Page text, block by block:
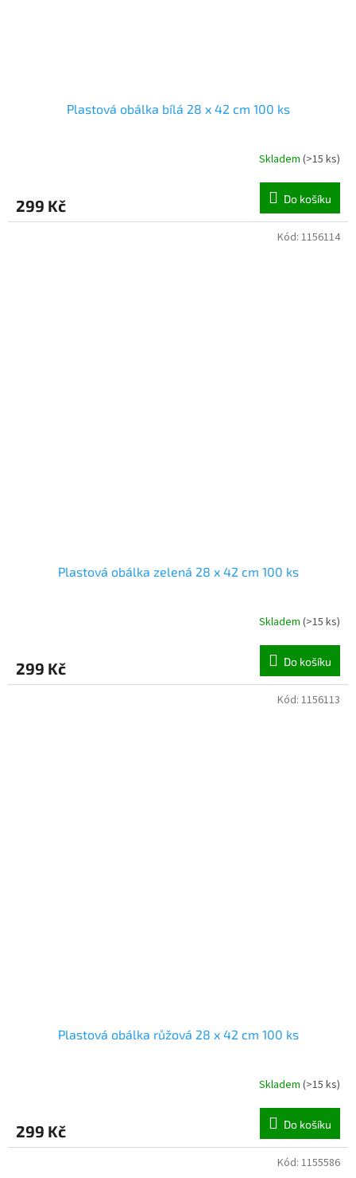
Plastová obálka bílá 28 x 42 cm 100 ks
Skladem (>15 ks)
299 Kč Do košíku
Plastová obálka zelená 28 x 42 cm 100 ks
Skladem (>15 ks)
299 Kč Do košíku
Kód: 1156114
Plastová obálka růžová 28 x 42 cm 100 ks
Skladem (>15 ks)
299 Kč Do košíku
Kód: 1156113
Kód: 1155586